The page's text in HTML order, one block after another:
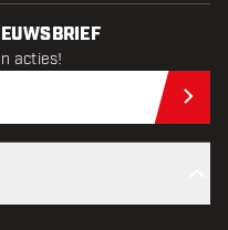
acties!